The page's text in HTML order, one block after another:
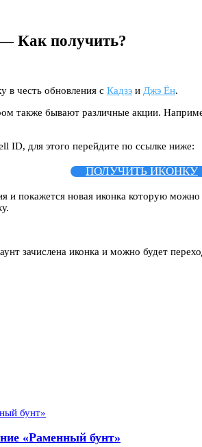
Как получить?
в честь обновления с Кадзэ и Джэ Ён.
также бывают различные акции.
ID, для этого перейдите по ссылке ниже:
ПОЛУЧИТЬ ИКОНКУ
и покажется новая иконка которую
зачислена иконка и можно будет
«Раменный бунт»